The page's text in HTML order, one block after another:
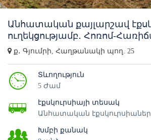
Անհատական քայլարշավ
ուղեկցությամբ․ Հոռոմ-
ք․ Գյումրի, Հաղթանակի պող. 25
Տևողություն
5 Ժամ
էքսկուրսիայի տեսակ
Անհատական էքսկուրսիաներ
Խմբի քանակ